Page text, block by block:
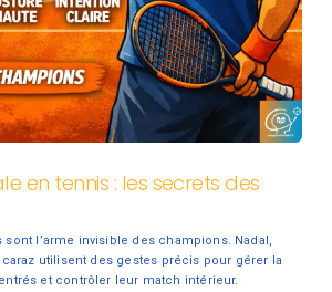
en tennis : les secrets des
sont l’arme invisible des champions. Nadal,
utilisent des gestes précis pour gérer la
et contrôler leur match intérieur.